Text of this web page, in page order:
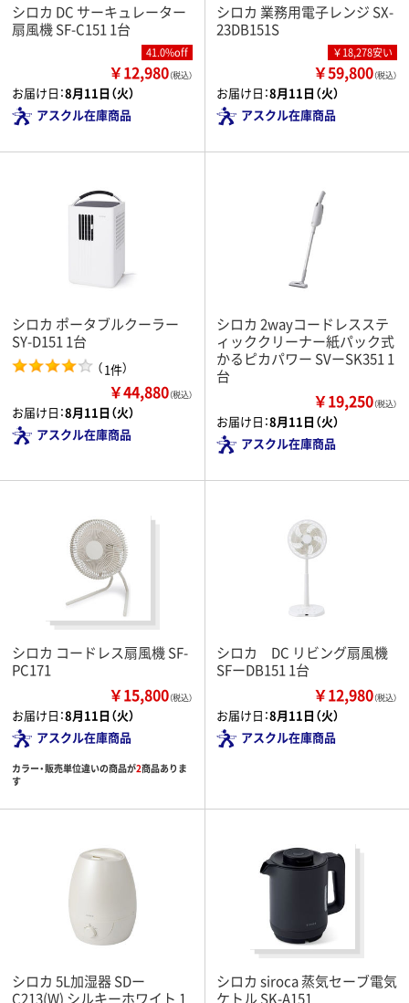
シロカ DC サーキュレーター
扇風機 SF-C151 1台
41.0%off
￥12,980（税込）
お届け日：8月11日（火）
アスクル在庫商品
シロカ 業務用電子レンジ SX-
23DB151S
￥18,278安い
￥59,800（税込）
お届け日：8月11日（火）
アスクル在庫商品
シロカ ポータブルクーラー
SY-D151 1台
（1件）
￥44,880（税込）
お届け日：8月11日（火）
アスクル在庫商品
シロカ 2wayコードレスステ
ィッククリーナー紙パック式
かるピカパワー SVーSK351 1
台
￥19,250（税込）
お届け日：8月11日（火）
アスクル在庫商品
シロカ コードレス扇風機 SF-
PC171
￥15,800（税込）
お届け日：8月11日（火）
アスクル在庫商品
カラー・販売単位違いの商品が2商品ありま
す
シロカ DC リビング扇風機
SFーDB151 1台
￥12,980（税込）
お届け日：8月11日（火）
アスクル在庫商品
シロカ 5L加湿器 SDー
C213(W) シルキーホワイト 1
シロカ siroca 蒸気セーブ電気
ケトル SK-A151